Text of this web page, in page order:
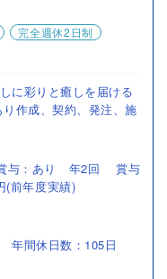
完全週休2日制
に彩りと癒しを届ける
作成、契約、発注、施
与：あり 年2回 賞与
(前年度実績)
間休日数：105日